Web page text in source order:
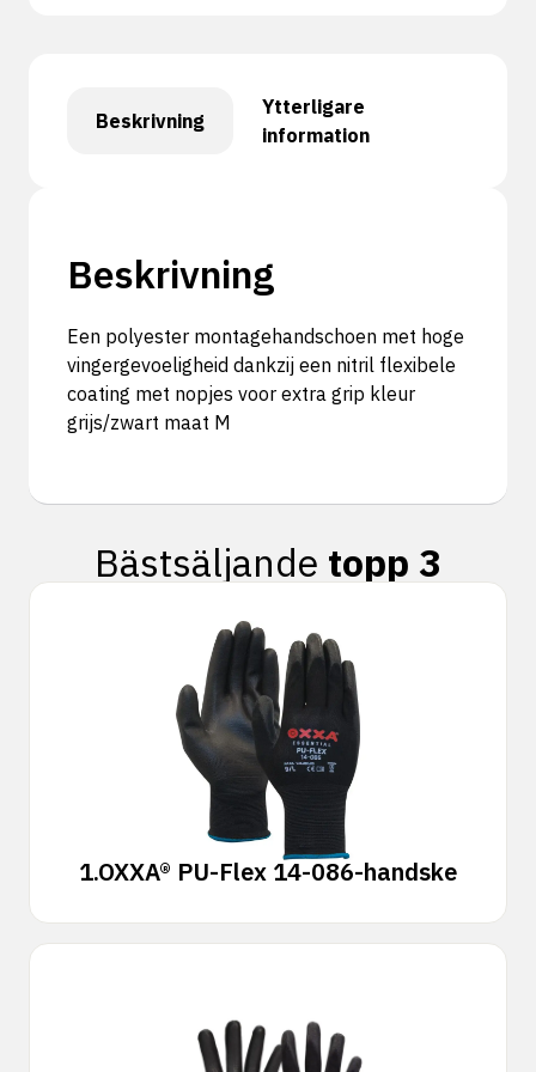
Beskrivning
Ytterligare
information
Beskrivning
Een polyester montagehandschoen met hoge
vingergevoeligheid dankzij een nitril flexibele
coating met nopjes voor extra grip kleur
grijs/zwart maat M
Bästsäljande topp 3
1.OXXA® PU-Flex 14-086-handske